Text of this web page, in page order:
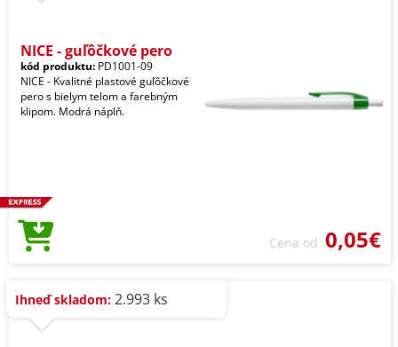
NICE - guľôčkové pero
kód produktu: PD1001-09
NICE - Kvalitné plastové guľôčkové
pero s bielym telom a farebným
klipom. Modrá náplň.
Cena od 0,05€
Ihneď skladom: 2.993 ks